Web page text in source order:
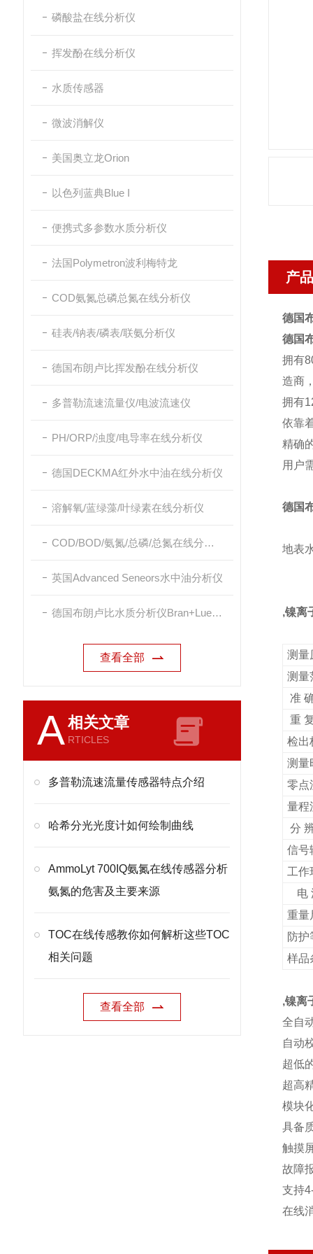
磷酸盐在线分析仪
挥发酚在线分析仪
水质传感器
微波消解仪
美国奥立龙Orion
以色列蓝典Blue I
便携式多参数水质分析仪
法国Polymetron波利梅特龙
COD氨氮总磷总氮在线分析仪
硅表/钠表/磷表/联氨分析仪
德国布朗卢比挥发酚在线分析仪
多普勒流速流量仪/电波流速仪
PH/ORP/浊度/电导率在线分析仪
德国DECKMA红外水中油在线分析仪
溶解氧/蓝绿藻/叶绿素在线分析仪
COD/BOD/氨氮/总磷/总氮在线分析仪
英国Advanced Seneors水中油分析仪
德国布朗卢比水质分析仪Bran+Luebbe
查看全部
A相关文章
RTICLES
多普勒流速流量传感器特点介绍
哈希分光光度计如何绘制曲线
AmmoLyt 700IQ氨氮在线传感器分析
氨氮的危害及主要来源
TOC在线传感教你如何解析这些TOC
相关问题
查看全部
产
德国
德国
拥有
造商
拥有
依靠
精确
用户
德国
地表
,镍离
测量
测量
准
重
检出
测量
零点
量程
分
信号
工作
电
重量
防护
样品
,镍离
全自
自动
超低
超高
模块
具备
触摸
故障
支持
在线